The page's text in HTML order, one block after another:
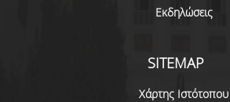
ΠΡΟΠΤΥΧΙΑΚΕΣ ΣΠΟΥΔΕΣ
Εκδηλώσεις
SITEMAP
Χάρτης Ιστότοπου